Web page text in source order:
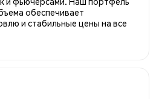
обеспечивает
и стабильные цены на все